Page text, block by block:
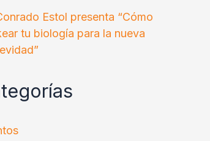
Estol presenta “Cómo
tu biología para la nueva